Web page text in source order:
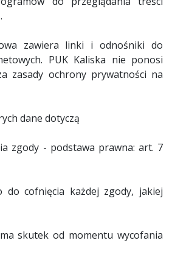
zawiera linki i odnośniki do
PUK Kaliska nie ponosi
zasady ochrony prywatności na
dane dotyczą
zgody - podstawa prawna: art. 7
cofnięcia każdej zgody, jakiej
skutek od momentu wycofania